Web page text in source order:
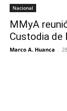
Nacional
MMyA
Custodia de
Marco A. Huanca -